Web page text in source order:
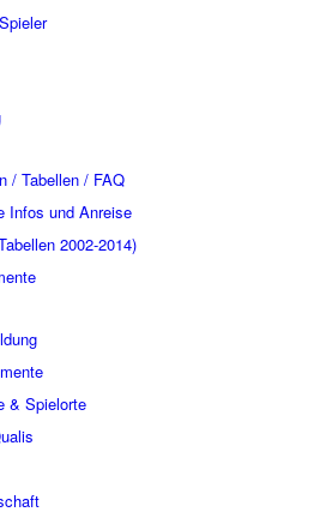
/ Tabellen / FAQ
Infos und Anreise
2002-2014)
& Spielorte